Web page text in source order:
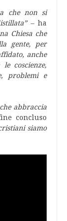
che non si
– ha
Chiesa che
gente, per
anche
coscienze,
problemi e
abbraccia
concluso
siamo